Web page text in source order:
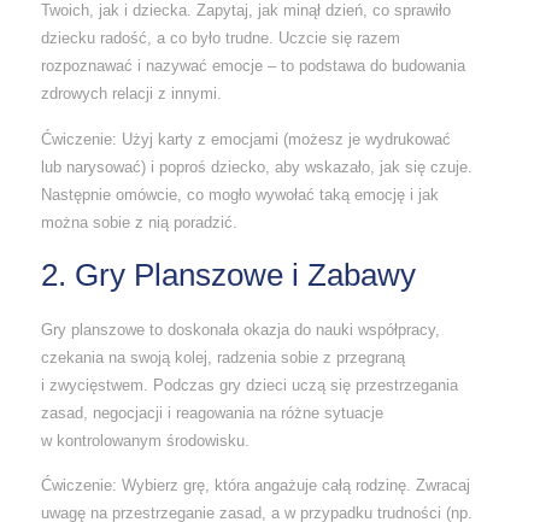
Twoich, jak i dziecka. Zapytaj, jak minął dzień, co sprawiło
dziecku radość, a co było trudne. Uczcie się razem
rozpoznawać i nazywać emocje – to podstawa do budowania
zdrowych relacji z innymi.
Ćwiczenie: Użyj karty z emocjami (możesz je wydrukować
lub narysować) i poproś dziecko, aby wskazało, jak się czuje.
Następnie omówcie, co mogło wywołać taką emocję i jak
można sobie z nią poradzić.
2. Gry Planszowe i Zabawy
Gry planszowe to doskonała okazja do nauki współpracy,
czekania na swoją kolej, radzenia sobie z przegraną
i zwycięstwem. Podczas gry dzieci uczą się przestrzegania
zasad, negocjacji i reagowania na różne sytuacje
w kontrolowanym środowisku.
Ćwiczenie: Wybierz grę, która angażuje całą rodzinę. Zwracaj
uwagę na przestrzeganie zasad, a w przypadku trudności (np.